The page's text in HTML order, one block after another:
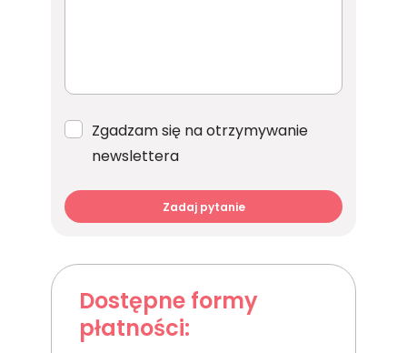
Zgadzam się na otrzymywanie
newslettera
Zadaj pytanie
Dostępne formy
płatności: